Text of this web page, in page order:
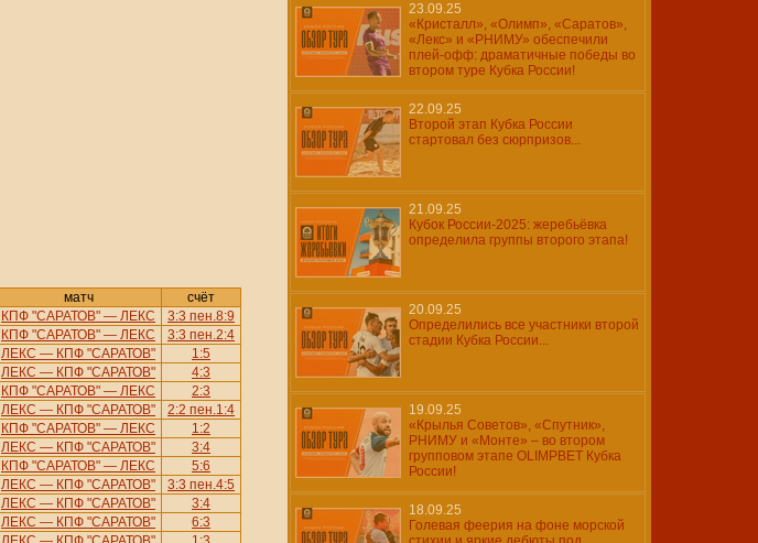
матч
счёт
КПФ "САРАТОВ" — ЛЕКС
3:3 пен.8:9
КПФ "САРАТОВ" — ЛЕКС
3:3 пен.2:4
ЛЕКС — КПФ "САРАТОВ"
1:5
ЛЕКС — КПФ "САРАТОВ"
4:3
КПФ "САРАТОВ" — ЛЕКС
2:3
ЛЕКС — КПФ "САРАТОВ"
2:2 пен.1:4
КПФ "САРАТОВ" — ЛЕКС
1:2
ЛЕКС — КПФ "САРАТОВ"
3:4
КПФ "САРАТОВ" — ЛЕКС
5:6
ЛЕКС — КПФ "САРАТОВ"
3:3 пен.4:5
ЛЕКС — КПФ "САРАТОВ"
3:4
ЛЕКС — КПФ "САРАТОВ"
6:3
23.09.25
«Кристалл», «Олимп», «Саратов»,
«Лекс» и «РНИМУ» обеспечили
плей-офф: драматичные победы во
втором туре Кубка России!
22.09.25
Второй этап Кубка России
стартовал без сюрпризов...
21.09.25
Кубок России-2025: жеребьёвка
определила группы второго этапа!
20.09.25
Определились все участники второй
стадии Кубка России...
19.09.25
«Крылья Советов», «Спутник»,
РНИМУ и «Монте» – во втором
групповом этапе OLIMPBET Кубка
России!
18.09.25
Голевая феерия на фоне морской